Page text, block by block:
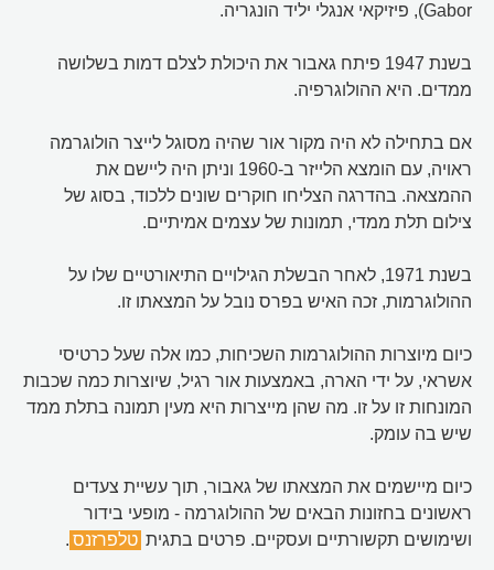
Gabor), פיזיקאי אנגלי יליד הונגריה.
בשנת 1947 פיתח גאבור את היכולת לצלם דמות בשלושה
ממדים. היא ההולוגרפיה.
אם בתחילה לא היה מקור אור שהיה מסוגל לייצר הולוגרמה
ראויה, עם הומצא הלייזר ב-1960 וניתן היה ליישם את
ההמצאה. בהדרגה הצליחו חוקרים שונים ללכוד, בסוג של
צילום תלת ממדי, תמונות של עצמים אמיתיים.
בשנת 1971, לאחר הבשלת הגילויים התיאורטיים שלו על
ההולוגרמות, זכה האיש בפרס נובל על המצאתו זו.
כיום מיוצרות ההולוגרמות השכיחות, כמו אלה שעל כרטיסי
אשראי, על ידי הארה, באמצעות אור רגיל, שיוצרות כמה שכבות
המונחות זו על זו. מה שהן מייצרות היא מעין תמונה בתלת ממד
שיש בה עומק.
כיום מיישמים את המצאתו של גאבור, תוך עשיית צעדים
ראשונים בחזונות הבאים של ההולוגרמה - מופעי בידור
ושימושים תקשורתיים ועסקיים. פרטים בתגית טלפרזנס .